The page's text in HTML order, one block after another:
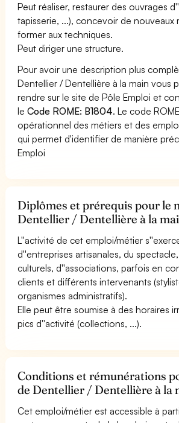
Peut réaliser, restaurer des ouvrages
tapisserie, ...), concevoir de nouveaux
former aux techniques.
Peut diriger une structure.
Pour avoir une description plus
Dentellier / Dentellière à la main vous
rendre sur le site de Pôle Emploi et
leCode ROME: B1804. Le code
opérationnel des métiers et des
qui permet d'identifier de manière
Emploi
Diplômes et prérequis pour le
Dentellier / Dentellière à la
L''activité de cet emploi/métier
d''entreprises artisanales, du
culturels, d''associations, parfois en
clients et différents intervenants
organismes administratifs).
Elle peut être soumise à des horaires
pics d''activité (collections, ...).
Conditions et rémunérations
de Dentellier / Dentellière à la
Cet emploi/métier est accessible à